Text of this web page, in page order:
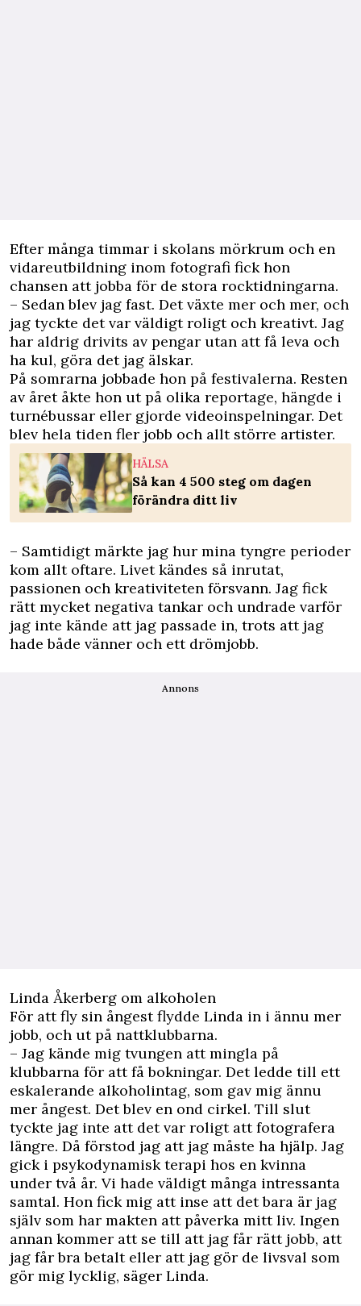
Efter många timmar i skolans mörkrum och en
vidareutbildning inom fotografi fick hon
chansen att jobba för de stora rocktidningarna.
– Sedan blev jag fast. Det växte mer och mer, och
jag tyckte det var väldigt roligt och kreativt. Jag
har aldrig drivits av pengar utan att få leva och
ha kul, göra det jag älskar.
På somrarna jobbade hon på festivalerna. Resten
av året åkte hon ut på olika reportage, hängde i
turnébussar eller gjorde videoinspelningar. Det
blev hela tiden fler jobb och allt större artister.
HÄLSA
Så kan 4 500 steg om dagen
förändra ditt liv
– Samtidigt märkte jag hur mina tyngre perioder
kom allt oftare. Livet kändes så inrutat,
passionen och kreativiteten försvann. Jag fick
rätt mycket negativa tankar och undrade varför
jag inte kände att jag passade in, trots att jag
hade både vänner och ett drömjobb.
Annons
Linda Åkerberg om alkoholen
För att fly sin ångest flydde Linda in i ännu mer
jobb, och ut på nattklubbarna.
– Jag kände mig tvungen att mingla på
klubbarna för att få bokningar. Det ledde till ett
eskalerande alkoholintag, som gav mig ännu
mer ångest. Det blev en ond cirkel. Till slut
tyckte jag inte att det var roligt att fotografera
längre. Då förstod jag att jag måste ha hjälp. Jag
gick i psykodynamisk terapi hos en kvinna
under två år. Vi hade väldigt många intressanta
samtal. Hon fick mig att inse att det bara är jag
själv som har makten att påverka mitt liv. Ingen
annan kommer att se till att jag får rätt jobb, att
jag får bra betalt eller att jag gör de livsval som
gör mig lycklig, säger Linda.